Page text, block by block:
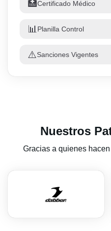
🏥Certificado Médico
📊 Planilla Control
⚠️Sanciones Vigentes
Nuestros
Gracias a quienes